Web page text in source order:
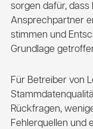
sorgen dafür, dass
Ansprechpartner
stimmen und
Grundlage
Für Betreiber von
Rückfragen,
Fehlerquellen und